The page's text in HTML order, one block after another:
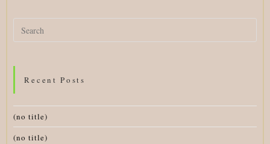
Recent Posts
(no title)
(no title)